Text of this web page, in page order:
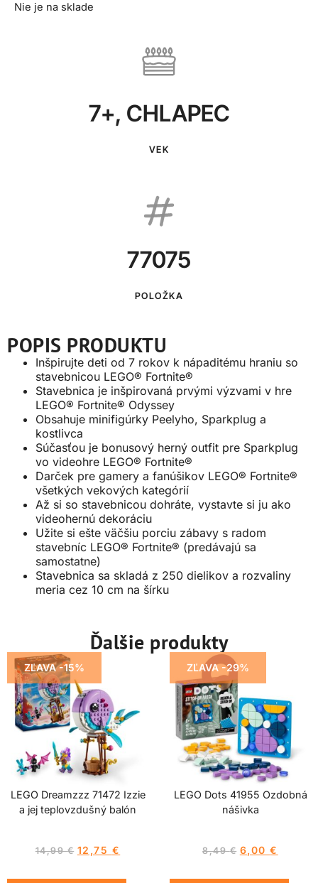
Nie je na sklade
7+, CHLAPEC
VEK
77075
POLOŽKA
POPIS PRODUKTU
Inšpirujte deti od 7 rokov k nápaditému hraniu so
stavebnicou LEGO® Fortnite®
Stavebnica je inšpirovaná prvými výzvami v hre
LEGO® Fortnite® Odyssey
Obsahuje minifigúrky Peelyho, Sparkplug a
kostlivca
Súčasťou je bonusový herný outfit pre Sparkplug
vo videohre LEGO® Fortnite®
Darček pre gamery a fanúšikov LEGO® Fortnite®
všetkých vekových kategórií
Až si so stavebnicou dohráte, vystavte si ju ako
videohernú dekoráciu
Užite si ešte väčšiu porciu zábavy s radom
stavebníc LEGO® Fortnite® (predávajú sa
samostatne)
Stavebnica sa skladá z 250 dielikov a rozvaliny
meria cez 10 cm na šírku
Ďalšie produkty
ZĽAVA -15%
LEGO Dreamzzz 71472 Izzie
a jej teplovzdušný balón
14,99€ 12,75 €
ZĽAVA -29%
LEGO Dots 41955 Ozdobná
nášivka
8,49€ 6,00€